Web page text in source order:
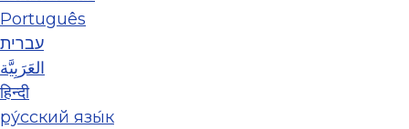
Português
עברית
العَرَبِيَّة
हिन्दी
ру́сский язы́к